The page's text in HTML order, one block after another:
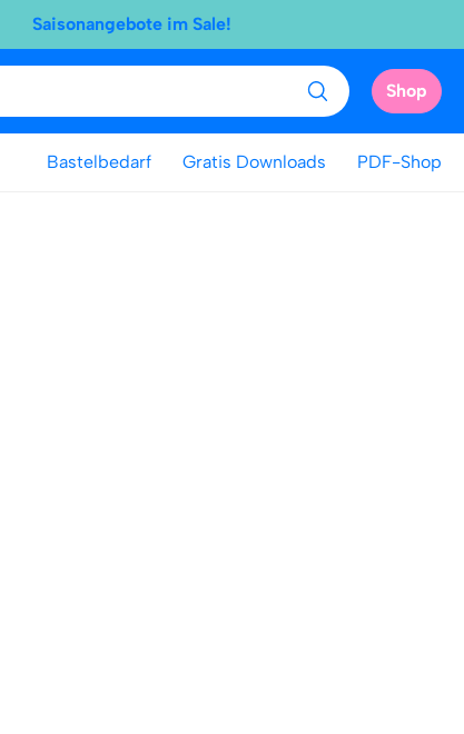
Saisonangebote im Sale!
Shop
Bastelbedarf Gratis Downloads PDF-Shop